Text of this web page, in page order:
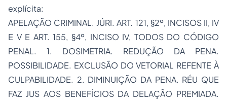
explícita:
APELAÇÃO CRIMINAL. JÚRI. ART. 121, §2º, INCISOS II, IV
E V E ART. 155, §4º, INCISO IV, TODOS DO CÓDIGO
PENAL. 1. DOSIMETRIA. REDUÇÃO DA PENA.
POSSIBILIDADE. EXCLUSÃO DO VETORIAL REFENTE À
CULPABILIDADE. 2. DIMINUIÇÃO DA PENA. RÉU QUE
FAZ JUS AOS BENEFÍCIOS DA DELAÇÃO PREMIADA.